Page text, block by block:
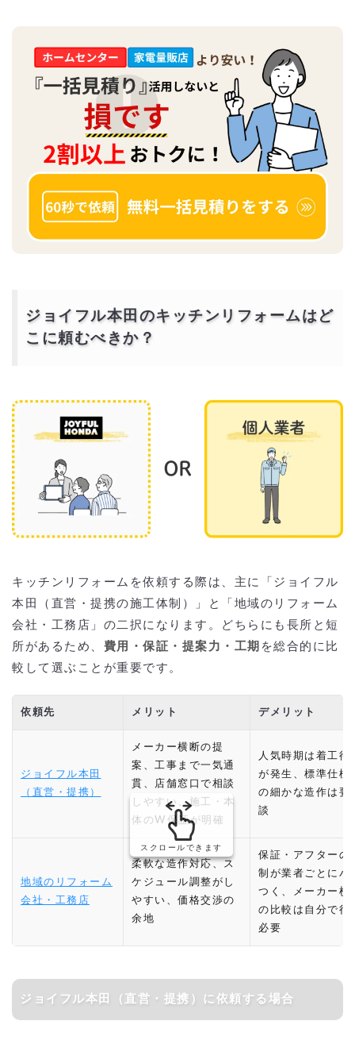
ジョイフル本田のキッチンリフォームはど
こに頼むべきか？
キッチンリフォームを依頼する際は、主に「ジョイフル
本田（直営・提携の施工体制）」と「地域のリフォーム
会社・工務店」の二択になります。どちらにも長所と短
所があるため、 費用・保証・提案力・工期 を総合的に比
較して選ぶことが重要です。
依頼先 メリット デメリット
ジョイフル本田
（直営・提携）
メーカー横断の提
案、工事まで一気通
貫、店舗窓口で相談
しやすい、施工・本
体のW保証が明確
人気時期は着工待
が発生、標準仕様
の細かな造作は要
談
地域のリフォーム
会社・工務店
柔軟な造作対応、ス
ケジュール調整がし
やすい、価格交渉の
余地
保証・アフターの
制が業者ごとにバ
つく、メーカー横
の比較は自分で行
必要
スクロールできます
ジョイフル本田（直営・提携）に依頼する場合